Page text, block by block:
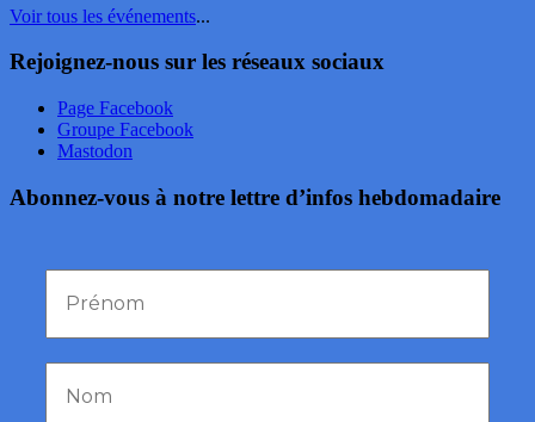
Voir tous les événements...
Rejoignez-nous sur les réseaux sociaux
Page Facebook
Groupe Facebook
Mastodon
Abonnez-vous à notre lettre d’infos hebdomadaire